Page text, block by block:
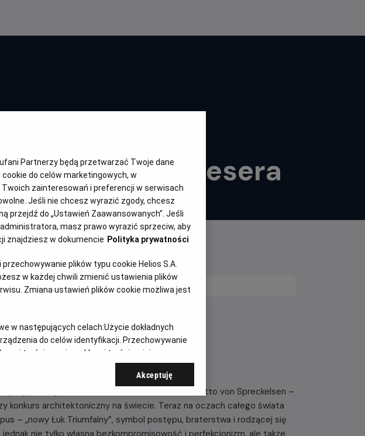
- Kino Konesera
Minimalny
wiek
Od 15 latCzas
trwania
114 min
ABY ZOBACZYĆ GODZINY SEANSÓW
historia z gwiazdorską obsadą.
i pasjonat wędkarstwa w średnim wieku, Johann Otto von Spreckelsen –
konkurs architektoniczny na świecie. Teraz na oczach całego świata
– „nowy Łuk Triumfalny”, symbol postępu, braterstwa i rodzącej się
nie tylko własna bezkompromisowość i perfekcjonizm, ale także
Partnerzy będą przetwarzać Twoje dane
do celów marketingowych, w
zainteresowań i preferencji w serwisach
Jeśli nie chcesz wyrazić zgody, chcesz
przejdź do „Ustawień Zaawansowanych”. Jeśli
masz prawo wyrazić sprzeciw, aby
znajdziesz w dokumencie Polityka prywatności
plików typu cookie Helios S.A.
w każdej chwili zmienić ustawienia plików
Zmiana ustawień plików cookie możliwa jest
w następujących celach:Użycie dokładnych
do celów identyfikacji. Przechowywanie
i treści, pomiar reklam i treści, opinie
Akceptuję